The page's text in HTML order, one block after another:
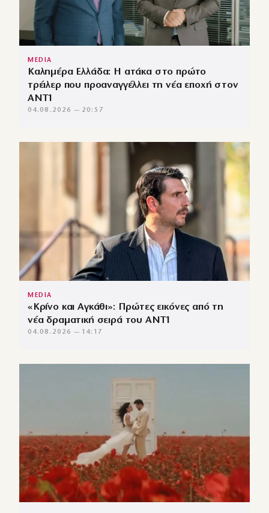
MEDIA
Καλημέρα Ελλάδα: Η ατάκα στο πρώτο
τρέιλερ που προαναγγέλλει τη νέα εποχή στον
ΑΝΤ1
04.08.2026 — 20:57
MEDIA
«Κρίνο και Αγκάθι»: Πρώτες εικόνες από τη
νέα δραματική σειρά του ANT1
04.08.2026 — 14:17